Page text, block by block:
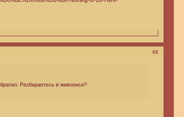
66
Разбираетесь в живописи?